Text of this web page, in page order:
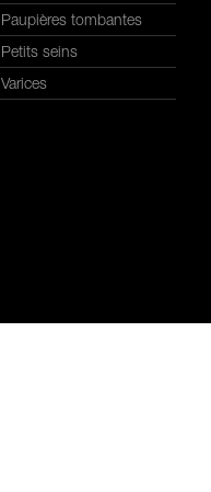
Paupières tombantes
Petits seins
Varices